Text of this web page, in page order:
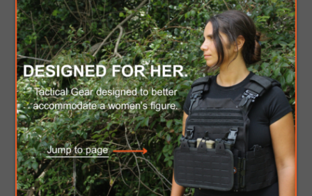
C.P.E RIOT ROUND
SHIELD
Sea el primero en revisar este producto